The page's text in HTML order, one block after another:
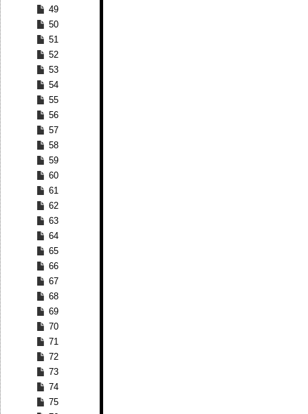
49
50
51
52
53
54
55
56
57
58
59
60
61
62
63
64
65
66
67
68
69
70
71
72
73
74
75